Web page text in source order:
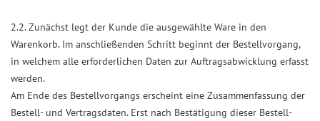
2.2. Zunächst legt der Kunde die ausgewählte Ware in den
Warenkorb. Im anschließenden Schritt beginnt der Bestellvorgang,
in welchem alle erforderlichen Daten zur Auftragsabwicklung erfasst
werden.
Am Ende des Bestellvorgangs erscheint eine Zusammenfassung der
Bestell- und Vertragsdaten. Erst nach Bestätigung dieser Bestell-